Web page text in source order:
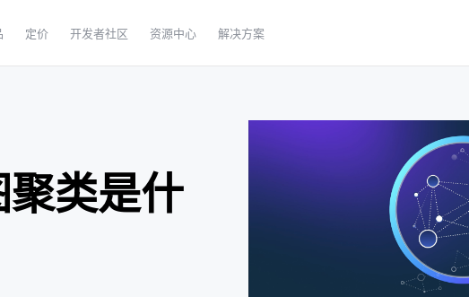
定价 开发者社区 资源中心 解决方案
类是什